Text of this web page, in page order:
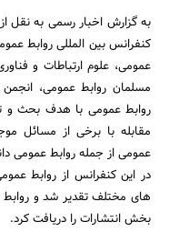
به گزارش اخبار رسمی به نقل
کنفرانس بین المللی روابط
عمومی، علوم ارتباطات و
مسلمان روابط عمومی،
روابط عمومی با هدف بحث و
مقابله با برخی از مسائل
عمومی از جمله روابط عمومی
در این کنفرانس از روابط
های مختلف تقدیر شد و
بخش انتشارات را دریافت کرد.